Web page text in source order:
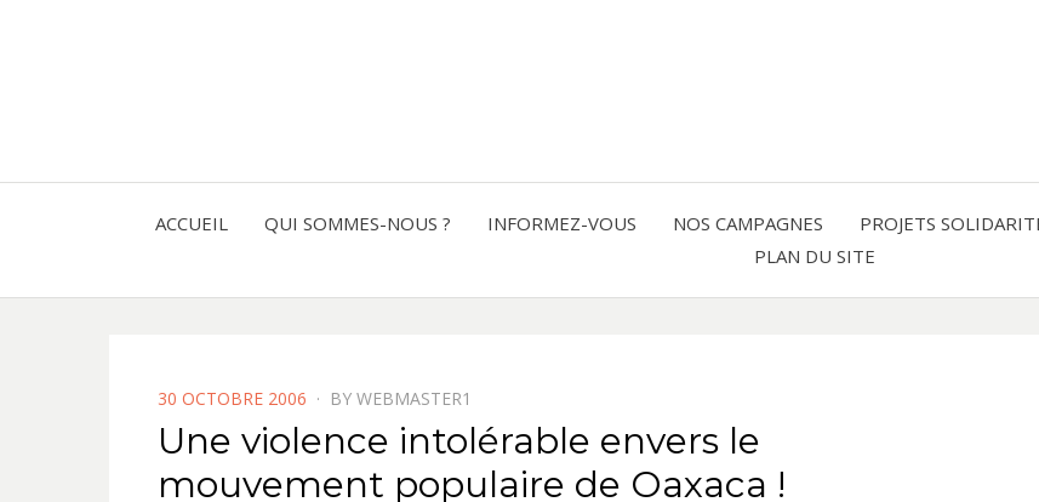
ACCUEIL QUI SOMMES-NOUS ? INFORMEZ-VOUS NOS CAMPAGNES PROJETS
PLAN DU SITE
POSTED
ON
30 OCTOBRE 2006 BY WEBMASTER1
Une violence intolérable envers le
mouvement populaire de Oaxaca !